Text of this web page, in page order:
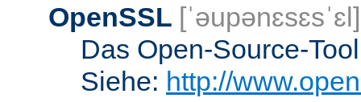
OpenSSL [ˈəupənɛsɛsˈɛl]
Das Open-Source-
Siehe: http://